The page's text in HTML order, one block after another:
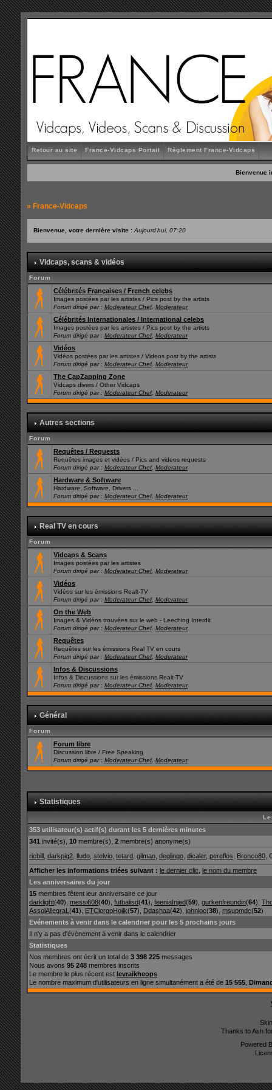
Retour au site France-Vidcaps Portail Règlement France-Vidcaps
Bienvenue
» France-Vidcaps
Bienvenue, votre dernière visite :Aujourd'hui, 07:20
Vidcaps, scans & vidéos
Forum
Célébrités Françaises / French celebs
Images postées par les artistes / Pics post by the artists
Forum dirigé par :Moderateur Chef,Moderateur
Célébrités Internationales / International celebs
Images postées par les artistes / Pics post by the artists
Forum dirigé par :Moderateur Chef,Moderateur
Vidéos
Vidéos postées par les artistes / Videos post by the artists
Forum dirigé par :Moderateur Chef,Moderateur
The CapZapping Zone
Vidcaps divers / Other Vidcaps
Forum dirigé par :Moderateur Chef,Moderateur
Autres sections
Forum
Requêtes / Requests
Requêtes images et vidéos / Pics and videos requests
Forum dirigé par :Moderateur Chef,Moderateur
Hardware & Software
Hardware, Software, Drivers ...
Forum dirigé par :Moderateur Chef,Moderateur
Real TV en cours
Forum
Vidcaps & Scans
Images postées par les artistes
Forum dirigé par :Moderateur Chef,Moderateur
Vidéos
Vidéos sur les émissions Realt-TV
Forum dirigé par :Moderateur Chef,Moderateur
On the Web
Images & Vidéos trouvées sur le web - Leeching Interdit
Forum dirigé par :Moderateur Chef,Moderateur
Requêtes
Requêtes sur les émissions Real TV en cours
Forum dirigé par :Moderateur Chef,Moderateur
Infos & Discussions
Infos & Discussions sur les émissions Realt-TV
Forum dirigé par :Moderateur Chef,Moderateur
Général
Forum
Forum libre
Discussion libre / Free Speaking
Forum dirigé par :Moderateur Chef,Moderateur
Statistiques
353 utilisateur(s) actif(s) durant les 5 dernières minutes
341 invité(s),10 membre(s),2 membre(s) anonyme(s)
ricbill ,darkpig2 ,lludo ,stelvio ,tetard ,gilman ,deglingo ,dicaler,pereflos Bronco80 ,
Afficher les informations triées suivant : le dernier clic ,le nom du membre
Les anniversaires du jour
15 membres fêtent leur anniversaire ce jour
darklight(40),messi608(40),futbalisd(41),feeniaInjed(59),gurkenfreundin(64),
AssolAllegraL(41), ETClorgoHoilk(57), Ddashaa(42),johnloc(38),msupmdc(52)
Evénements à venir dans le calendrier pour les 5 prochains jours
Il n'y a pas d'évènement à venir dans le calendrier
Statistiques
Nos membres ont écrit un total de3 398 225 messages
Nous avons95 248 membres inscrits
Le membre le plus récent estlevraikheops
Le nombre maximum d'utilisateurs en ligne simultanément a été de15 555 ,
Thanks to Ash
Powered